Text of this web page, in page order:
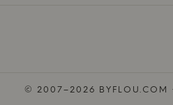
© 2007–2026 BYFLOU.COM